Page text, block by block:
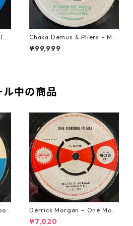
Chaka Demus & Pliers – Mu
rder She Wrote【7-21777】
¥99,999
ル中の商品
Derrick Morgan – One Morn
ing In May【7-21653】
¥7,020